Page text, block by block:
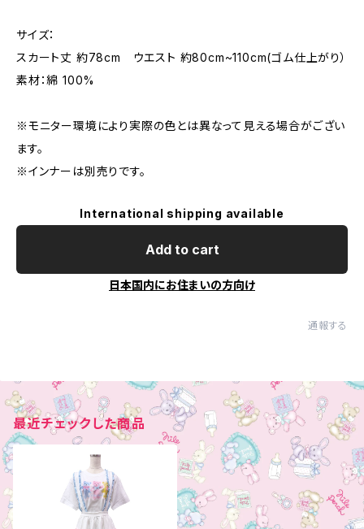
サイズ：
スカート丈 約78cm ウエスト 約80cm~110cm(ゴム仕上がり）
素材：綿 100%
※モニター環境により実際の色とは異なって見える場合がござい
ます。
※インナーは別売りです。
International shipping available
Add to cart
日本国内にお住まいの方向け
通報する
最近チェックした商品